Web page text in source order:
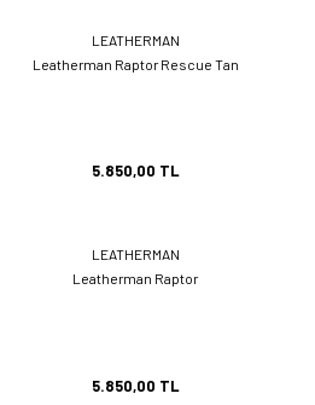
LEATHERMAN
Leatherman Raptor Rescue Tan
5.850,00 TL
LEATHERMAN
Leatherman Raptor
5.850,00 TL